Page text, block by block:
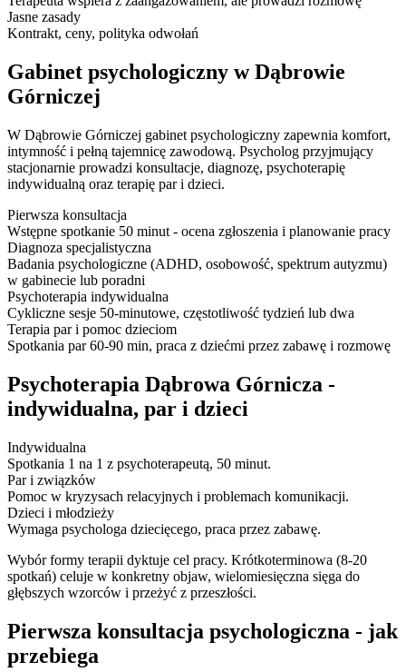
Jasne zasady
Kontrakt, ceny, polityka odwołań
Gabinet psychologiczny w Dąbrowie
Górniczej
W Dąbrowie Górniczej gabinet psychologiczny zapewnia komfort,
intymność i pełną tajemnicę zawodową. Psycholog przyjmujący
stacjonarnie prowadzi konsultacje, diagnozę, psychoterapię
indywidualną oraz terapię par i dzieci.
Pierwsza konsultacja
Wstępne spotkanie 50 minut - ocena zgłoszenia i planowanie pracy
Diagnoza specjalistyczna
Badania psychologiczne (ADHD, osobowość, spektrum autyzmu)
w gabinecie lub poradni
Psychoterapia indywidualna
Cykliczne sesje 50-minutowe, częstotliwość tydzień lub dwa
Terapia par i pomoc dzieciom
Spotkania par 60-90 min, praca z dziećmi przez zabawę i rozmowę
Psychoterapia Dąbrowa Górnicza -
indywidualna, par i dzieci
Indywidualna
Spotkania 1 na 1 z psychoterapeutą, 50 minut.
Par i związków
Pomoc w kryzysach relacyjnych i problemach komunikacji.
Dzieci i młodzieży
Wymaga psychologa dziecięcego, praca przez zabawę.
Wybór formy terapii dyktuje cel pracy. Krótkoterminowa (8-20
spotkań) celuje w konkretny objaw, wielomiesięczna sięga do
głębszych wzorców i przeżyć z przeszłości.
Pierwsza konsultacja psychologiczna - jak
przebiega